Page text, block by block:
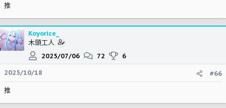
推
Koyorice_
木頭工人
2025/07/06
72
6
2025/10/18
#66
推